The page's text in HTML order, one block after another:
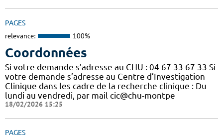
PAGES
relevance: 100%
Coordonnées
Si votre demande s’adresse au CHU : 04 67 33 67 33 Si
votre demande s’adresse au Centre d’Investigation
Clinique dans les cadre de la recherche clinique : Du
lundi au vendredi, par mail cic@chu-montpe
18/02/2026 15:25
PAGES